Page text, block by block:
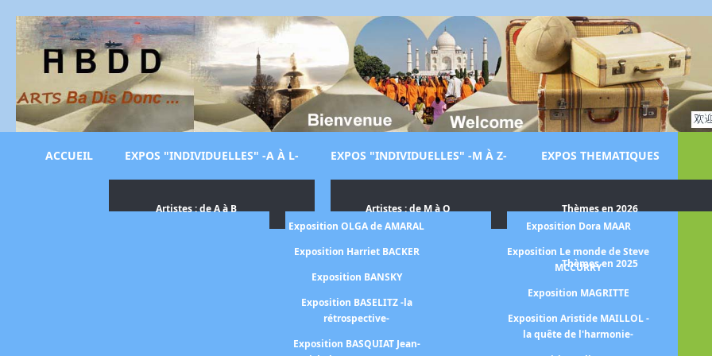
ACCUEIL EXPOS "INDIVIDUELLES" -A À L-
Artistes : de A à B
Exposition OLGA de AMARAL
Exposition Harriet BACKER
Exposition BANSKY
Exposition BASELITZ -la
rétrospective-
Exposition BASQUIAT Jean-
EXPOS "INDIVIDUELLES" -M À Z-
Artistes : de M à O
Exposition Dora MAAR
Exposition Le monde de Steve
MCCURRY
Exposition MAGRITTE
Exposition Aristide MAILLOL -
la quête de l'harmonie-
EXPOS THEMATIQUES
Thèmes en 2026
Thèmes en 2025